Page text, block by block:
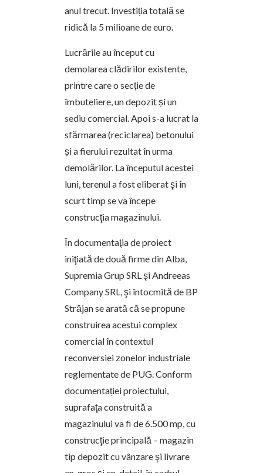
anul trecut. Investiția totală se
ridică la 5 milioane de euro.
Lucrările au început cu
demolarea clădirilor existente,
printre care o secție de
îmbuteliere, un depozit și un
sediu comercial. Apoi s-a lucrat la
sfărmarea (reciclarea) betonului
și a fierului rezultat în urma
demolărilor. La începutul acestei
luni, terenul a fost eliberat şi în
scurt timp se va începe
construcţia magazinului.
În documentaţia de proiect
iniţiată de două firme din Alba,
Supremia Grup SRL şi Andreeas
Company SRL, şi întocmită de BP
Străjan se arată că se propune
construirea acestui complex
comercial în contextul
reconversiei zonelor industriale
reglementate de PUG. Conform
documentației proiectului,
suprafaţa construită a
magazinului va fi de 6.500 mp, cu
construcţie principală – magazin
tip depozit cu vânzare şi livrare